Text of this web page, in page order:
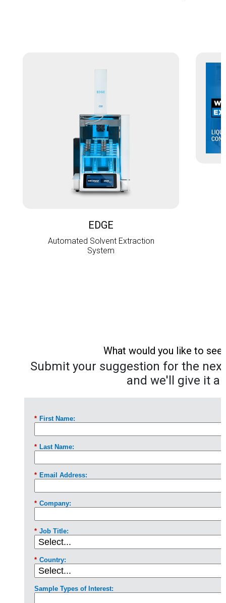
EDGE
Automated Solvent Extraction
System
What would you like to
Submit your suggestion for the
and we'll give it a